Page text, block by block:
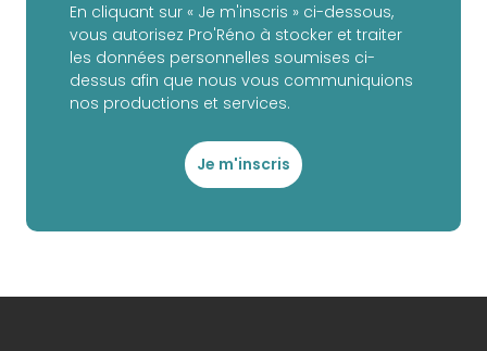
En cliquant sur « Je m'inscris » ci-dessous,
vous autorisez Pro'Réno à stocker et traiter
les données personnelles soumises ci-
dessus afin que nous vous communiquions
nos productions et services.
Je m'inscris